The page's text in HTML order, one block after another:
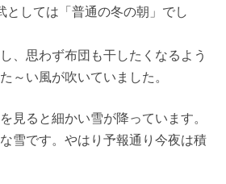
としては「普通の冬の朝」でし
、思わず布団も干したくなるよう
～い風が吹いていました。
見ると細かい雪が降っています。
雪です。やはり予報通り今夜は積